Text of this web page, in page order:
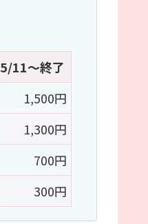
5/11～終了
1,500円
1,300円
700円
300円